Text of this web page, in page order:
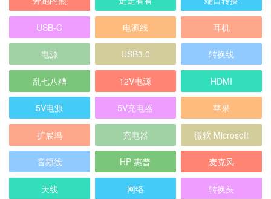
USB-C 电源线 耳机
电源 USB3.0 转换线
乱七八糟 12V电源 HDMI
5V电源 5V充电器 苹果
扩展坞 充电器 微软 Microsoft
音频线 HP 惠普 麦克风
天线 网络 转换头